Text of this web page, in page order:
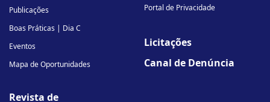
Publicações
Boas Práticas | Dia C
Eventos
Mapa de Oportunidades
Revista de
Portal de Privacidade
Licitações
Canal de Denúncia